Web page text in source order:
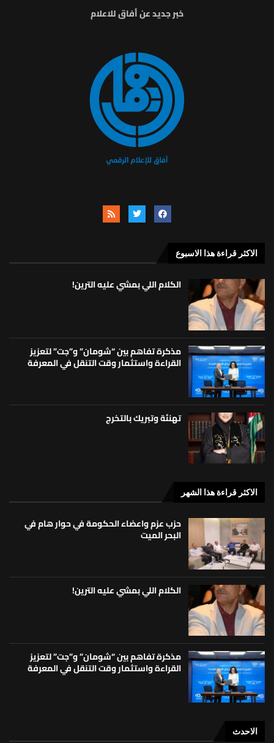
خبر جديد عن أفاق للاعلام
الاكثر قراءة هذا الاسبوع
الكلام اللي بمشي عليه الترين!
مذكرة تفاهم بين “شومان” و”جت” لتعزيز
القراءة واستثمار وقت التنقل في المعرفة
تهنئة وتبريك بالتخرج
الاكثر قراءة هذا الشهر
حزب عزم واعضاء الحكومة في حوار هام في
البحر الميت
الكلام اللي بمشي عليه الترين!
مذكرة تفاهم بين “شومان” و”جت” لتعزيز
القراءة واستثمار وقت التنقل في المعرفة
الاحدث